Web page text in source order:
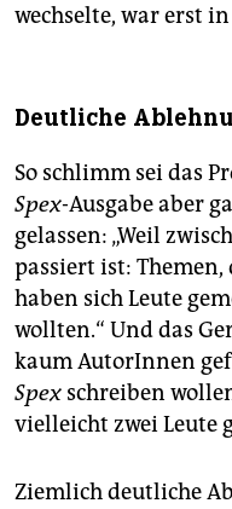
wechselte, war erst
Deutliche
So schlimm sei das
Spex-Ausgabe aber
gelassen: „Weil
passiert ist: Themen,
haben sich Leute
wollten.“ Und das
kaum AutorInnen
Spex schreiben
vielleicht zwei Leute
Ziemlich deutliche